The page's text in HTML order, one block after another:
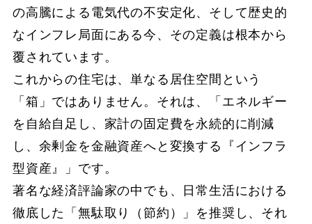
の高騰による電気代の不安定化、そして歴史的
なインフレ局面にある今、その定義は根本から
覆されています。
これからの住宅は、単なる居住空間という
「箱」ではありません。それは、「エネルギー
を自給自足し、家計の固定費を永続的に削減
し、余剰金を金融資産へと変換する『インフラ
型資産』」です。
著名な経済評論家の中でも、日常生活における
徹底した「無駄取り（節約）」を推奨し、それ